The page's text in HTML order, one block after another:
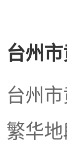
。这
验。
台州
台州
繁华